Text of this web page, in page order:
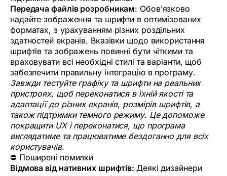
Передача файлів розробникам: Обов’язково
надайте зображення та шрифти в оптимізованих
форматах, з урахуванням різних роздільних
здатностей екранів. Вказівки щодо використання
шрифтів та зображень повинні бути чіткими та
враховувати всі необхідні стилі та варіанти, щоб
забезпечити правильну інтеграцію в програму.
Завжди тестуйте графіку та шрифти на реальних
пристроях, щоб переконатися в їхній якості та
адаптації до різних екранів, розмірів шрифтів, а
також підтримки темного режиму. Це допоможе
покращити UX і переконатися, що програма
виглядатиме та працюватиме бездоганно для всіх
користувачів.
⛔ Поширені помилки
Відмова від нативних шрифтів: Деякі дизайнери